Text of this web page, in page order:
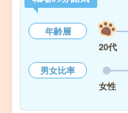
年齢層
20代
男女比率
女性